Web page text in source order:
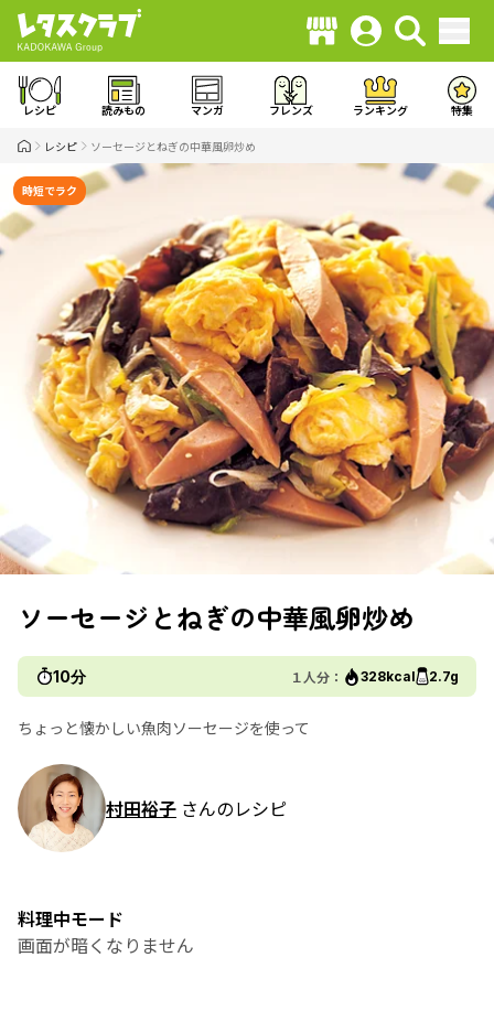
レシピ 読みもの マンガ フレンズ ランキング 特集
レシピ ソーセージとねぎの中華風卵炒め
時短でラク
ソーセージとねぎの中華風卵炒め
10分 １人分： 328kcal 2.7g
ちょっと懐かしい魚肉ソーセージを使って
村田裕子 さんのレシピ
料理中モード
画面が暗くなりません